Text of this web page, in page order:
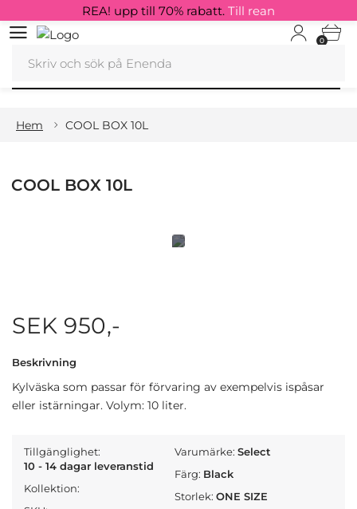
0
REA! upp till 70% rabatt. Till rean
Hem COOL BOX 10L
COOL BOX 10L
SEK 950,-
Beskrivning
Kylväska som passar för förvaring av exempelvis ispåsar
eller istärningar. Volym: 10 liter.
Tillgänglighet:
10 - 14 dagar leveranstid
Kollektion:
Varumärke:Select
Färg: Black
Storlek:ONE SIZE